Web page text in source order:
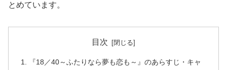
とめています。
目次
『18／40～ふたりなら夢も恋も～』のあらすじ・キャ